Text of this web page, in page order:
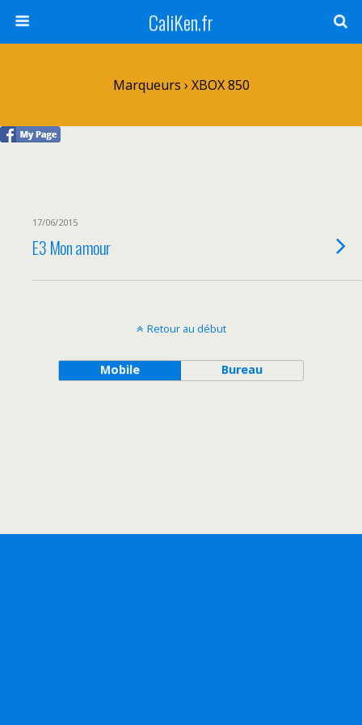
CaliKen.fr
Marqueurs › XBOX 850
17/06/2015
E3 Mon amour
Retour au début
Mobile Bureau